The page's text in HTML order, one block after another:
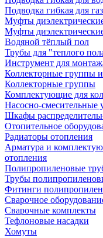
Подводка гибкая для
Муфты
Муфты
Водяной тёплый пол
Трубы для "теплого
Инструмент для
Коллекторные группы
Коллекторные группы
Комплектующие для
Насосно-смесительные
Шкафы
Отопительное
Радиаторы отопления
Арматура и
отопления
Полипропиленовые
Трубы
Фитинги
Сварочное
Сварочные комплекты
Тефлоновые насадки
Хомуты